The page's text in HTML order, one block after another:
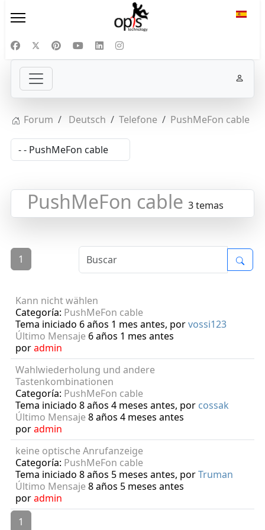
Forum Deutsch Telefone PushMeFon cable
PushMeFon cable 3 temas
1
Kann nicht wählen
Categoría: PushMeFon cable
Tema iniciado 6 años 1 mes antes, porvossi123
Último Mensaje 6 años 1 mes antes
poradmin
Wahlwiederholung und andere
Tastenkombinationen
Categoría: PushMeFon cable
Tema iniciado 8 años 4 meses antes, por cossak
Último Mensaje 8 años 4 meses antes
poradmin
keine optische Anrufanzeige
Categoría: PushMeFon cable
Tema iniciado 8 años 5 meses antes, porTruman
Último Mensaje 8 años 5 meses antes
poradmin
1